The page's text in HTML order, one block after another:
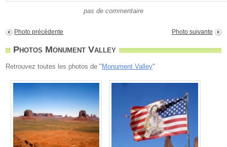
pas de commentaire
Photo précédente Photo suivante
Photos Monument Valley
Retrouvez toutes les photos de " Monument Valley"